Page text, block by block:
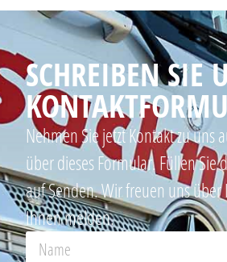
SCHREIBEN SIE
Nehmen Sie jetzt Kontakt zu uns
über dieses Formular. Füllen Sie
auf Senden. Wir freuen uns
Ihnen melden.